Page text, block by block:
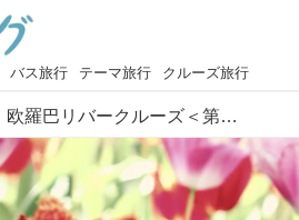
バス旅行 テーマ旅行 クルーズ旅行
欧羅巴リバークルーズ＜第７回＞『春爛漫チューリップクルーズ』【好奇心で旅する海外】＜船旅チャンネル＞